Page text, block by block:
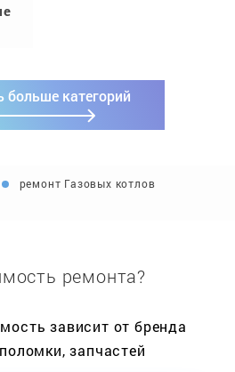
больше категорий
ремонт Газовых котлов
ремонта?
зависит от бренда
запчастей